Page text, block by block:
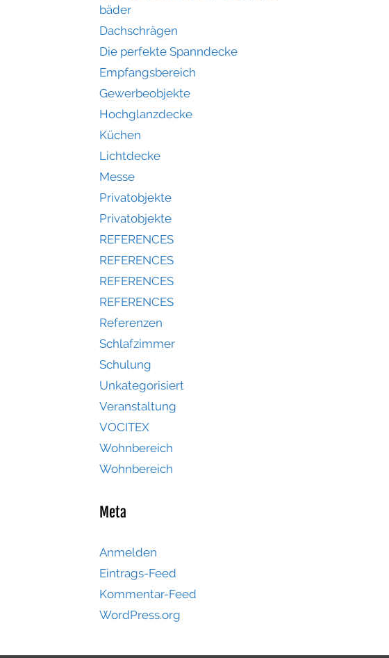
bäder
Dachschrägen
Die perfekte Spanndecke
Empfangsbereich
Gewerbeobjekte
Hochglanzdecke
Küchen
Lichtdecke
Messe
Privatobjekte
Privatobjekte
REFERENCES
REFERENCES
REFERENCES
REFERENCES
Referenzen
Schlafzimmer
Schulung
Unkategorisiert
Veranstaltung
VOCITEX
Wohnbereich
Wohnbereich
Meta
Anmelden
Eintrags-Feed
Kommentar-Feed
WordPress.org